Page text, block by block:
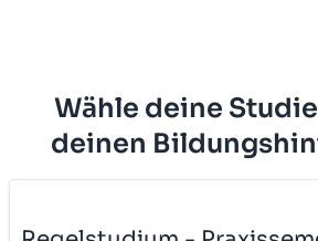
Wähle deine
deinen